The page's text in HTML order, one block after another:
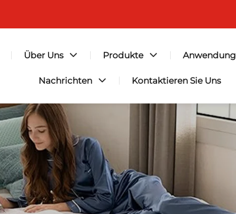
Über Uns Produkte Anwendung
Nachrichten Kontaktieren Sie Uns